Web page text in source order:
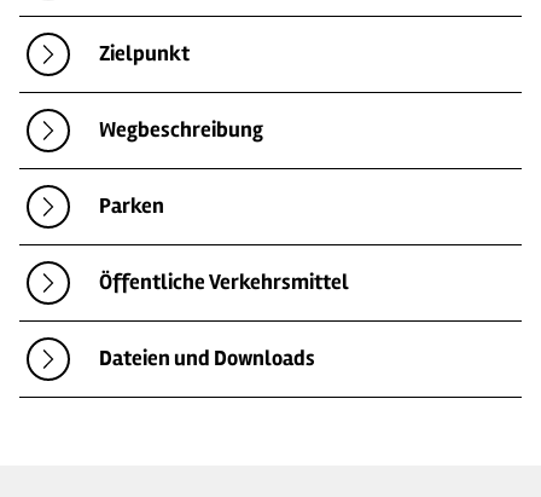
Zielpunkt
Wegbeschreibung
Parken
Öffentliche Verkehrsmittel
Dateien und Downloads